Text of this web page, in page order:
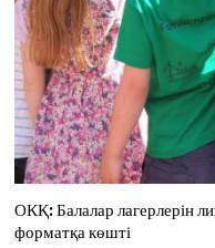
ОКҚ: Балалар лагерлерін
форматқа көшті